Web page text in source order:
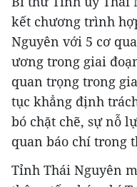
kết chương trình
Nguyên với 5 cơ
ương trong giai
quan trọng trong
tục khẳng định
bó chặt chẽ, sự nỗ
quan báo chí trong
Tỉnh Thái Nguyên